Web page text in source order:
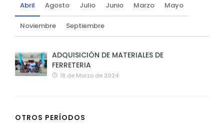
Abril Agosto Julio Junio Marzo Mayo
Noviembre Septiembre
ADQUISICIÓN DE MATERIALES DE
FERRETERIA
18 de Marzo de 2024
OTROS PERÍODOS